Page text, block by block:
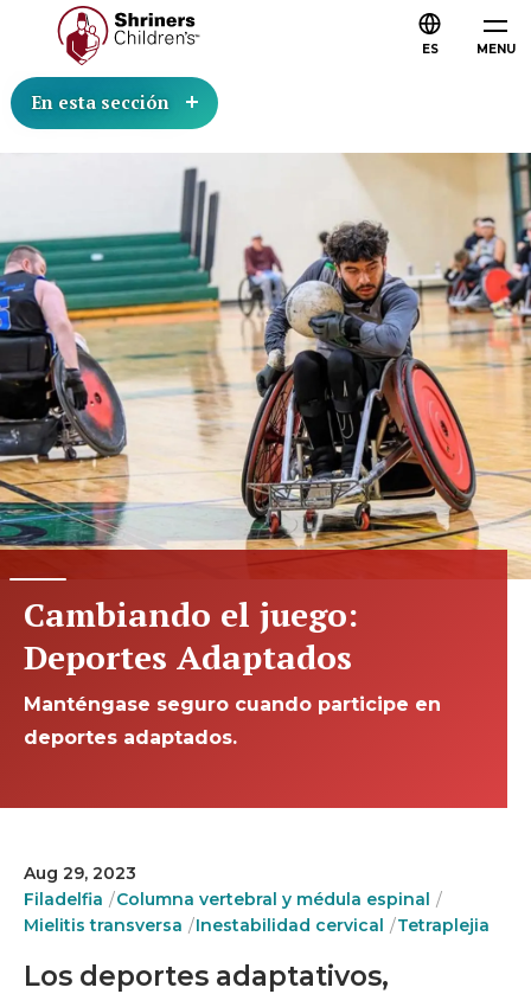
MENU
ES
En esta sección
Cambiando el juego:
Deportes Adaptados
Manténgase seguro cuando participe en
deportes adaptados.
Aug 29, 2023
Filadelfia
Columna vertebral y médula espinal
Mielitis transversa
Inestabilidad cervical Tetraplejia
Los deportes adaptativos,